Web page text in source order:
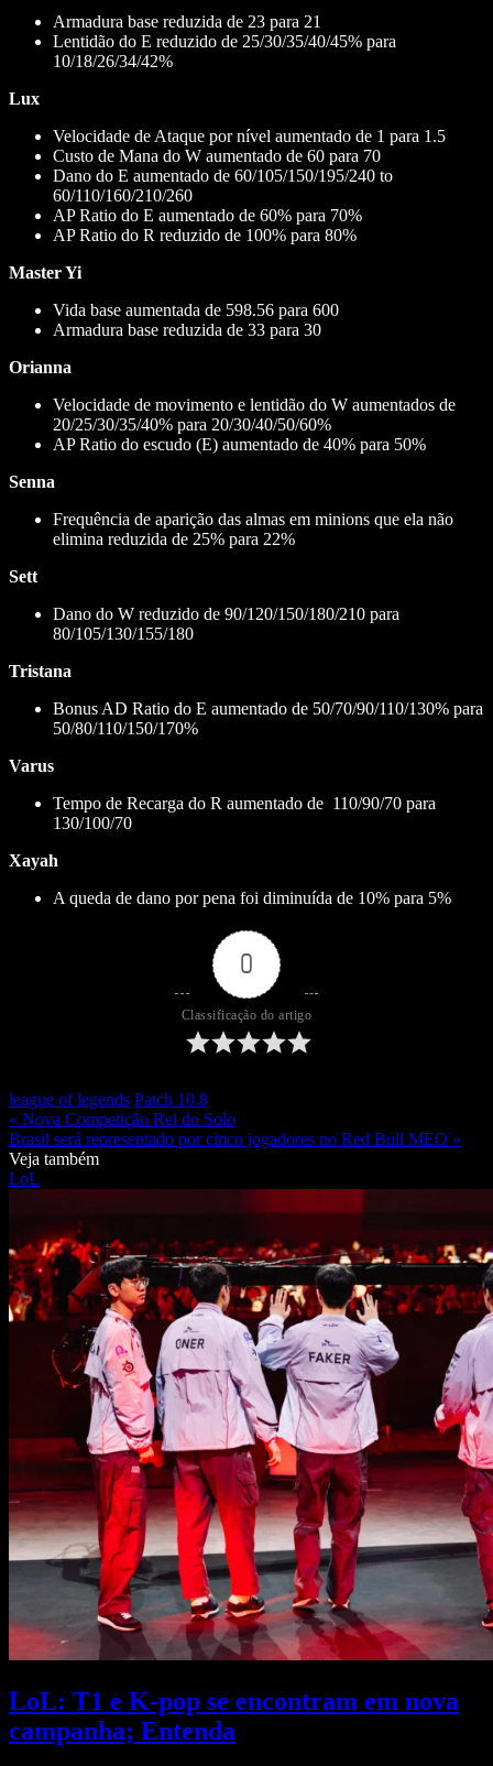
Armadura base reduzida de 23 para 21
Lentidão do E reduzido de 25/30/35/40/45% para
10/18/26/34/42%
Lux
Velocidade de Ataque por nível aumentado de 1 para 1.5
Custo de Mana do W aumentado de 60 para 70
Dano do E aumentado de 60/105/150/195/240 to
60/110/160/210/260
AP Ratio do E aumentado de 60% para 70%
AP Ratio do R reduzido de 100% para 80%
Master Yi
Vida base aumentada de 598.56 para 600
Armadura base reduzida de 33 para 30
Orianna
Velocidade de movimento e lentidão do W aumentados de
20/25/30/35/40% para 20/30/40/50/60%
AP Ratio do escudo (E) aumentado de 40% para 50%
Senna
Frequência de aparição das almas em minions que ela não
elimina reduzida de 25% para 22%
Sett
Dano do W reduzido de 90/120/150/180/210 para
80/105/130/155/180
Tristana
Bonus AD Ratio do E aumentado de 50/70/90/110/130% para
50/80/110/150/170%
Varus
Tempo de Recarga do R aumentado de 110/90/70 para
130/100/70
Xayah
A queda de dano por pena foi diminuída de 10% para 5%
0
Classificação do artigo
league of legends Patch 10.8
« Nova Competição Rei do Solo
Brasil será representado por cinco jogadores no Red Bull MEO »
Veja também
LoL
LoL: T1 e K-pop se encontram em nova
campanha; Entenda